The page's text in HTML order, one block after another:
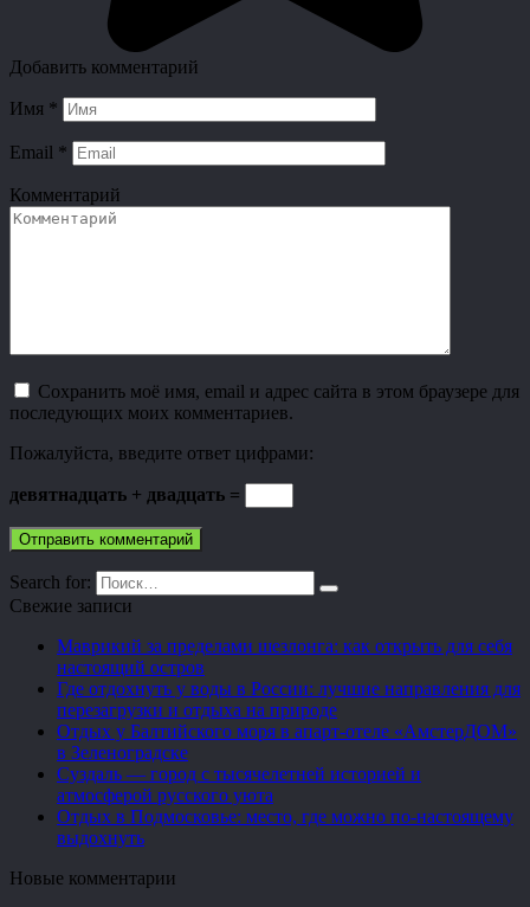
Добавить комментарий
Имя *
Email *
Комментарий
Сохранить моё имя, email и адрес сайта в этом браузере для
последующих моих комментариев.
Пожалуйста, введите ответ цифрами:
девятнадцать + двадцать =
Search for:
Свежие записи
Маврикий за пределами шезлонга: как открыть для себя
настоящий остров
Где отдохнуть у воды в России: лучшие направления для
перезагрузки и отдыха на природе
Отдых у Балтийского моря в апарт-отеле «АмстерДОМ»
в Зеленоградске
Суздаль — город с тысячелетней историей и
атмосферой русского уюта
Отдых в Подмосковье: место, где можно по-настоящему
выдохнуть
Новые комментарии